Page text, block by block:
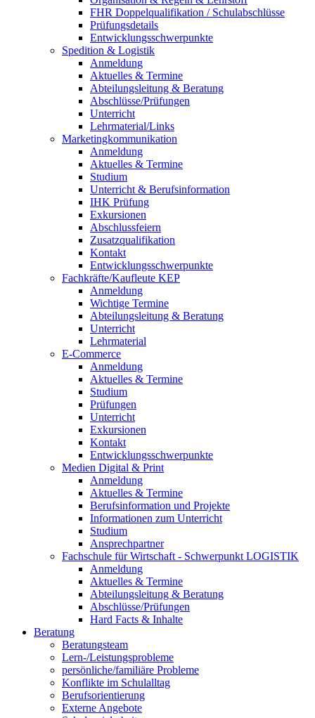
FHR Doppelqualifikation / Schulabschlüsse
Prüfungsdetails
Entwicklungsschwerpunkte
Spedition & Logistik
Anmeldung
Aktuelles & Termine
Abteilungsleitung & Beratung
Abschlüsse/Prüfungen
Unterricht
Lehrmaterial/Links
Marketingkommunikation
Anmeldung
Aktuelles & Termine
Studium
Unterricht & Berufsinformation
IHK Prüfung
Exkursionen
Abschlussfeiern
Zusatzqualifikation
Kontakt
Entwicklungsschwerpunkte
Fachkräfte/Kaufleute KEP
Anmeldung
Wichtige Termine
Abteilungsleitung & Beratung
Unterricht
Lehrmaterial
E-Commerce
Anmeldung
Aktuelles & Termine
Studium
Prüfungen
Unterricht
Exkursionen
Kontakt
Entwicklungsschwerpunkte
Medien Digital & Print
Anmeldung
Aktuelles & Termine
Berufsinformation und Projekte
Informationen zum Unterricht
Studium
Ansprechpartner
Fachschule für Wirtschaft - Schwerpunkt LOGISTIK
Anmeldung
Aktuelles & Termine
Abteilungsleitung & Beratung
Abschlüsse/Prüfungen
Hard Facts & Inhalte
Beratung
Beratungsteam
Lern-/Leistungsprobleme
persönliche/familiäre Probleme
Konflikte im Schulalltag
Berufsorientierung
Externe Angebote